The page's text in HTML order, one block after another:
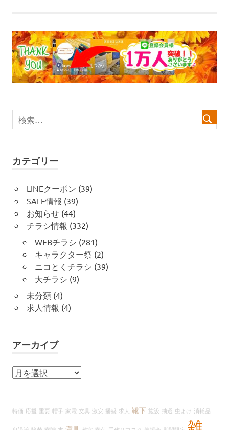
ペ
ー
ジ
送
り
カテゴリー
LINEクーポン (39)
SALE情報 (39)
お知らせ(44)
チラシ情報 (332)
WEBチラシ (281)
キャラクター祭 (2)
ニコとくチラシ (39)
大チラシ (9)
未分類(4)
求人情報 (4)
アーカイブ
ア
イ
特価 応援 重要 帽子 家電 文具 激安 播盛 求人 靴下 施設 抽選 虫よけ 消耗品
雑